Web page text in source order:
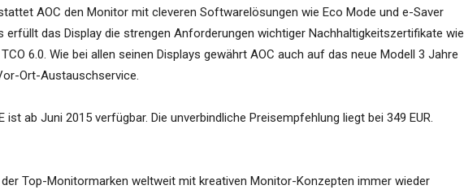
AOC den Monitor mit cleveren Softwarelösungen wie Eco Mode und e-Saver
erfüllt das Display die strengen Anforderungen wichtiger Nachhaltigkeitszertifikate wie
6.0. Wie bei allen seinen Displays gewährt AOC auch auf das neue Modell 3 Jahre
Ort-Austauschservice.
ist ab Juni 2015 verfügbar. Die unverbindliche Preisempfehlung liegt bei 349 EUR.
Top-Monitormarken weltweit mit kreativen Monitor-Konzepten immer wieder